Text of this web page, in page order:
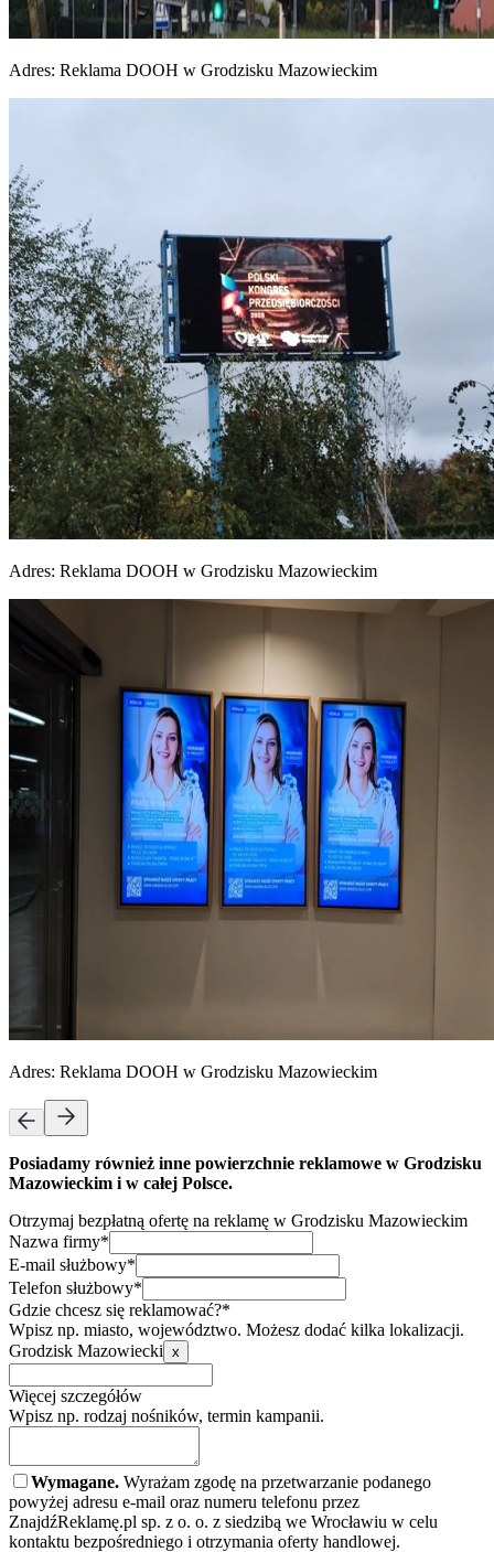
Adres: Reklama DOOH w Grodzisku Mazowieckim
Adres: Reklama DOOH w Grodzisku Mazowieckim
Adres: Reklama DOOH w Grodzisku Mazowieckim
Posiadamy również inne powierzchnie reklamowe w Grodzisku
Mazowieckim i w całej Polsce.
Otrzymaj bezpłatną ofertę na reklamę w Grodzisku Mazowieckim
Nazwa firmy*
E-mail służbowy*
Telefon służbowy*
Gdzie chcesz się reklamować?*
Wpisz np. miasto, województwo. Możesz dodać kilka lokalizacji.
Grodzisk Mazowiecki x
Więcej szczegółów
Wpisz np. rodzaj nośników, termin kampanii.
Wymagane. Wyrażam zgodę na przetwarzanie podanego
powyżej adresu e-mail oraz numeru telefonu przez
ZnajdźReklamę.pl sp. z o. o. z siedzibą we Wrocławiu w celu
kontaktu bezpośredniego i otrzymania oferty handlowej.